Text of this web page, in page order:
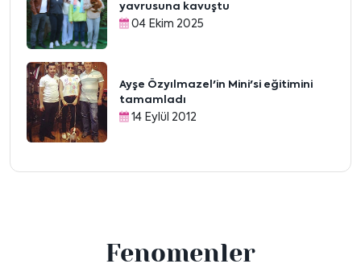
yavrusuna kavuştu
04 Ekim 2025
Ayşe Özyılmazel'in Mini'si eğitimini
tamamladı
14 Eylül 2012
Fenomenler